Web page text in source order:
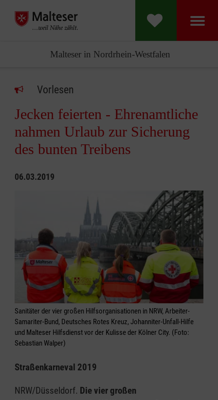
Malteser in Nordrhein-Westfalen
Vorlesen
Jecken feierten - Ehrenamtliche
nahmen Urlaub zur Sicherung
des bunten Treibens
06.03.2019
Sanitäter der vier großen Hilfsorganisationen in NRW, Arbeiter-
Samariter-Bund, Deutsches Rotes Kreuz, Johanniter-Unfall-Hilfe
und Malteser Hilfsdienst vor der Kulisse der Kölner City. (Foto:
Sebastian Walper)
Straßenkarneval 2019
NRW/Düsseldorf. Die vier großen